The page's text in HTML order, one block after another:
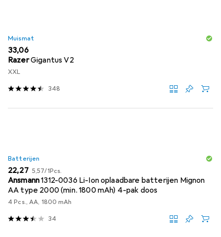
Muismat
EUR
33,06
RazerGigantus V2
XXL
348
Batterijen
EUR
22,27 EUR
5,57/1Pcs.
Ansmann1312-0036 Li-Ion oplaadbare batterijen Mignon
AA type 2000 (min. 1800 mAh) 4-pak doos
4 Pcs., AA, 1800 mAh
34